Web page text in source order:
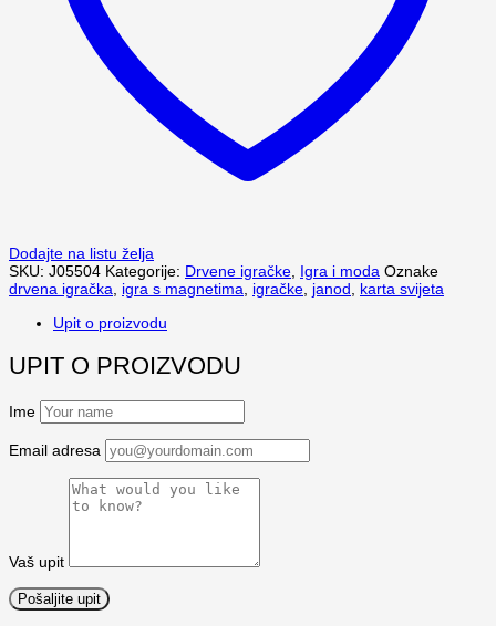
Dodajte na listu želja
SKU: J05504 Kategorije: Drvene igračke, Igra i moda Oznake
drvena igračka, igra s magnetima, igračke, janod, karta svijeta
Upit o proizvodu
UPIT O PROIZVODU
Ime
Email adresa
Vaš upit